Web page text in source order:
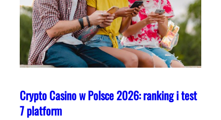
Crypto Casino w Polsce 2026: ranking i test
7 platform